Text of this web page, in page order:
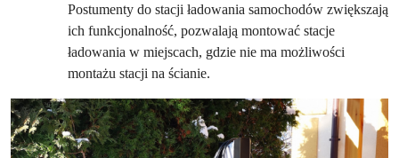
Postumenty do stacji ładowania samochodów zwiększają
ich funkcjonalność, pozwalają montować stacje
ładowania w miejscach, gdzie nie ma możliwości
montażu stacji na ścianie.